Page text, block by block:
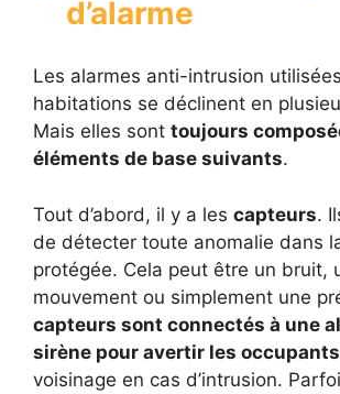
d’alarme
Les alarmes anti-intrusion
habitations se déclinent en
Mais elles sont toujours
éléments de base suivants.
Tout d’abord, il y a les capteurs.
de détecter toute anomalie dans
protégée. Cela peut être un bruit,
mouvement ou simplement une
capteurs sont connectés à une
sirène pour avertir les occupants
voisinage en cas d’intrusion.